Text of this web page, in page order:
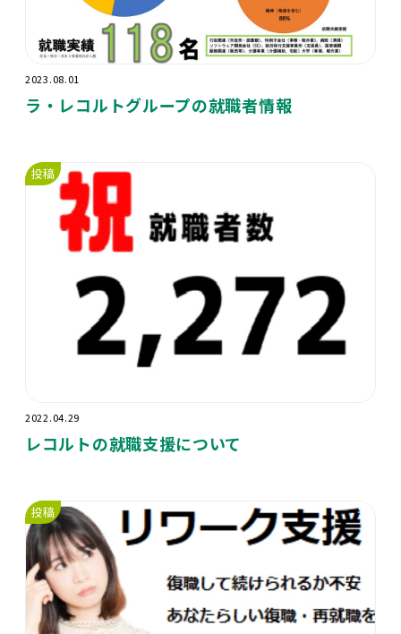
2023.08.01
ラ・レコルトグループの就職者情報
投稿
2022.04.29
レコルトの就職支援について
投稿